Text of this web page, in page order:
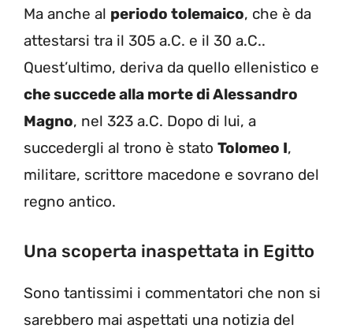
Ma anche al periodo tolemaico, che è da
attestarsi tra il 305 a.C. e il 30 a.C..
Quest’ultimo, deriva da quello ellenistico e
che succede alla morte di Alessandro
Magno, nel 323 a.C. Dopo di lui, a
succedergli al trono è stato Tolomeo I,
militare, scrittore macedone e sovrano del
regno antico.
Una scoperta inaspettata in Egitto
Sono tantissimi i commentatori che non si
sarebbero mai aspettati una notizia del